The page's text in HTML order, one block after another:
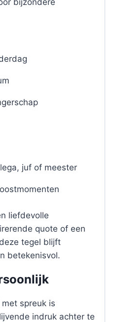
bijzondere
juf of meester
liefdevolle
quote of een
tegel blijft
betekenisvol.
spreuk is
indruk achter te